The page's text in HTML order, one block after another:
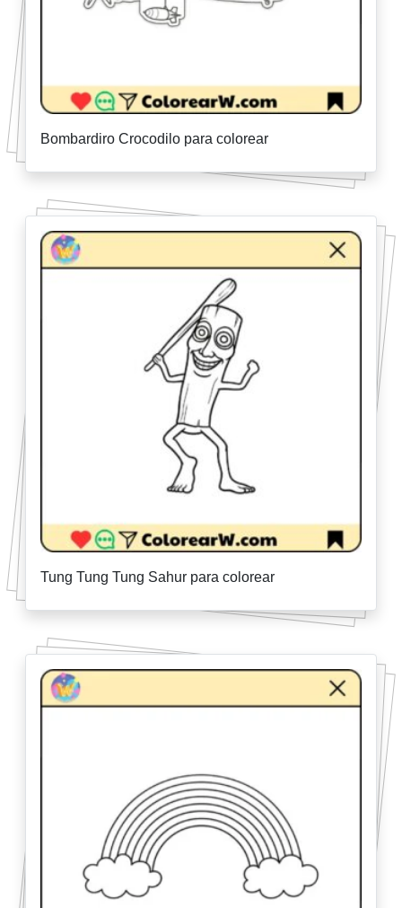
Bombardiro Crocodilo para colorear
Tung Tung Tung Sahur para colorear